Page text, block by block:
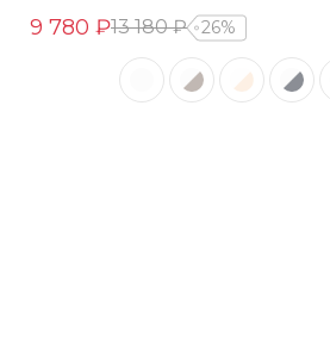
9 780 ₽13 180 ₽ 26%